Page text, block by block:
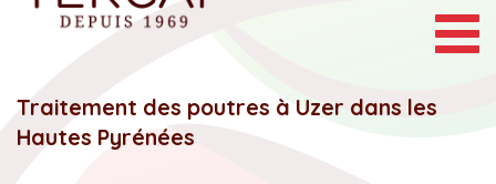
Traitement des poutres à Uzer dans les
Hautes Pyrénées